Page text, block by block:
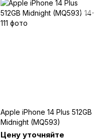
Apple iPhone 14 Plus 512GB
Midnight (MQ593)
Цену уточняйте